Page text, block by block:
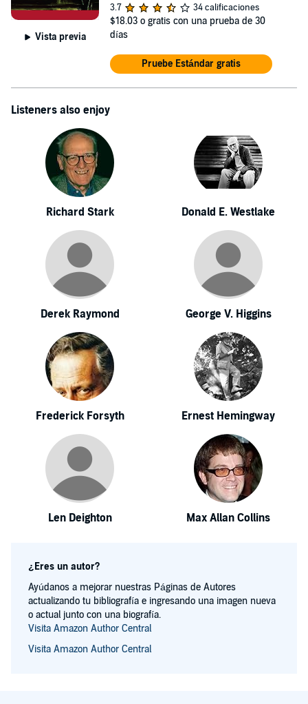
Vista previa
3.7
34 calificaciones
$18.03 o gratis con una prueba de 30
días
Pruebe Estándar gratis
Listeners also enjoy
Richard Stark Donald E. Westlake
Derek Raymond George V. Higgins
Frederick Forsyth Ernest Hemingway
Len Deighton Max Allan Collins
¿Eres un autor?
Ayúdanos a mejorar nuestras Páginas de Autores
actualizando tu bibliografía e ingresando una imagen nueva
o actual junto con una biografía.
Visita Amazon Author Central
Visita Amazon Author Central